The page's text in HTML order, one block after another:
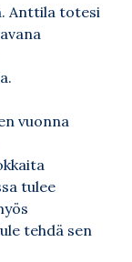
Anttila totesi
vuonna
tulee
tehdä sen